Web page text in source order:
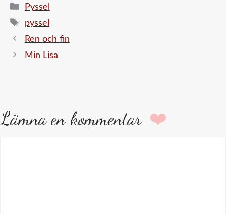
Kategorier
Pyssel
Etiketter
pyssel
Ren och fin
Min Lisa
Lämna en kommentar